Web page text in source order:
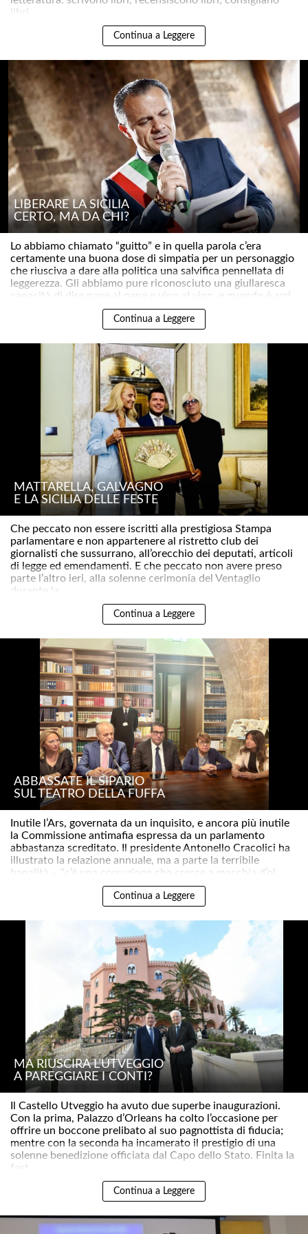
libri,..
Continua a Leggere
LIBERARE LA SICILIA
CERTO, MA DA CHI?
Lo abbiamo chiamato “guitto” e in quella parola c’era
certamente una buona dose di simpatia per un personaggio
che riusciva a dare alla politica una salvifica pennellata di
leggerezza. Gli abbiamo pure riconosciuto una giullaresca
capacità di dire pane al pane e vino al vino, e quando è arri..
Continua a Leggere
MATTARELLA, GALVAGNO
E LA SICILIA DELLE FESTE
Che peccato non essere iscritti alla prestigiosa Stampa
parlamentare e non appartenere al ristretto club dei
giornalisti che sussurrano, all’orecchio dei deputati, articoli
di legge ed emendamenti. E che peccato non avere preso
parte l’altro ieri, alla solenne cerimonia del Ventaglio
durante la ..
Continua a Leggere
ABBASSATE IL SIPARIO
SUL TEATRO DELLA FUFFA
Inutile l’Ars, governata da un inquisito, e ancora più inutile
la Commissione antimafia espressa da un parlamento
abbastanza screditato. Il presidente Antonello Cracolici ha
illustrato la relazione annuale, ma a parte la terribile
banalità – “c’è una corruzione che cresce a macchia d’ol..
Continua a Leggere
MA RIUSCIRÀ L’UTVEGGIO
A PAREGGIARE I CONTI?
Il Castello Utveggio ha avuto due superbe inaugurazioni.
Con la prima, Palazzo d’Orleans ha colto l’occasione per
offrire un boccone prelibato al suo pagnottista di fiducia;
mentre con la seconda ha incamerato il prestigio di una
solenne benedizione officiata dal Capo dello Stato. Finita la
fest..
Continua a Leggere